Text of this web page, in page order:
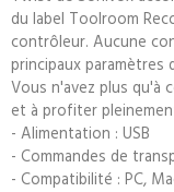
du label Toolroom
contrôleur. Aucune
principaux paramètres
Vous n'avez plus qu'à
et à profiter
- Alimentation : USB
- Commandes de
- Compatibilité : PC,